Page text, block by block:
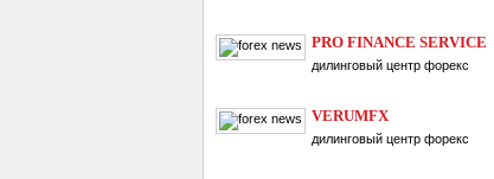
PRO FINANCE SERVICE
дилинговый центр форекс
VERUMFX
дилинговый центр форекс